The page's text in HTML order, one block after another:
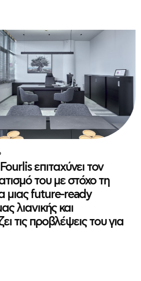
επιταχύνει τον
του με στόχο τη
μιας future-ready
λιανικής και
τις προβλέψεις του για